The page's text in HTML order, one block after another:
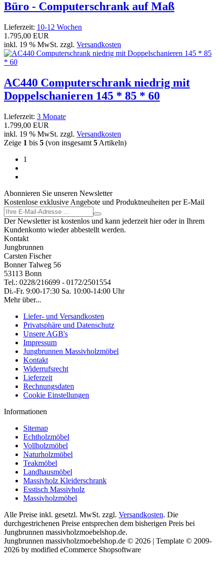
Büro - Computerschrank auf Maß
Lieferzeit: 10-12 Wochen
1.795,00 EUR
inkl. 19 % MwSt. zzgl. Versandkosten
AC440 Computerschrank niedrig mit
Doppelschanieren 145 * 85 * 60
Lieferzeit: 3 Monate
1.799,00 EUR
inkl. 19 % MwSt. zzgl. Versandkosten
Zeige 1 bis 5 (von insgesamt 5 Artikeln)
1
Abonnieren Sie unseren Newsletter
Kostenlose exklusive Angebote und Produktneuheiten per E-Mail
Der Newsletter ist kostenlos und kann jederzeit hier oder in Ihrem
Kundenkonto wieder abbestellt werden.
Kontakt
Jungbrunnen
Carsten Fischer
Bonner Talweg 56
53113 Bonn
Tel.: 0228/216699 - 0172/2501554
Di.-Fr. 9:00-17:30 Sa. 10:00-14:00 Uhr
Mehr über...
Liefer- und Versandkosten
Privatsphäre und Datenschutz
Unsere AGB's
Impressum
Jungbrunnen Massivholzmöbel
Kontakt
Widerrufsrecht
Lieferzeit
Rechnungsdaten
Cookie Einstellungen
Informationen
Sitemap
Echtholzmöbel
Vollholzmöbel
Naturholzmöbel
Teakmöbel
Landhausmöbel
Massivholz Kleiderschrank
Esstisch Massivholz
Massivholzmöbel
Alle Preise inkl. gesetzl. MwSt. zzgl. Versandkosten. Die
durchgestrichenen Preise entsprechen dem bisherigen Preis bei
Jungbrunnen massivholzmoebelshop.de.
Jungbrunnen massivholzmoebelshop.de © 2026 | Template © 2009-
2026 by modified eCommerce Shopsoftware